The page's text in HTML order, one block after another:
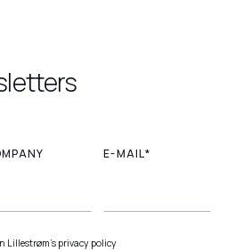
E-MAIL*
Lillestrøm's privacy policy